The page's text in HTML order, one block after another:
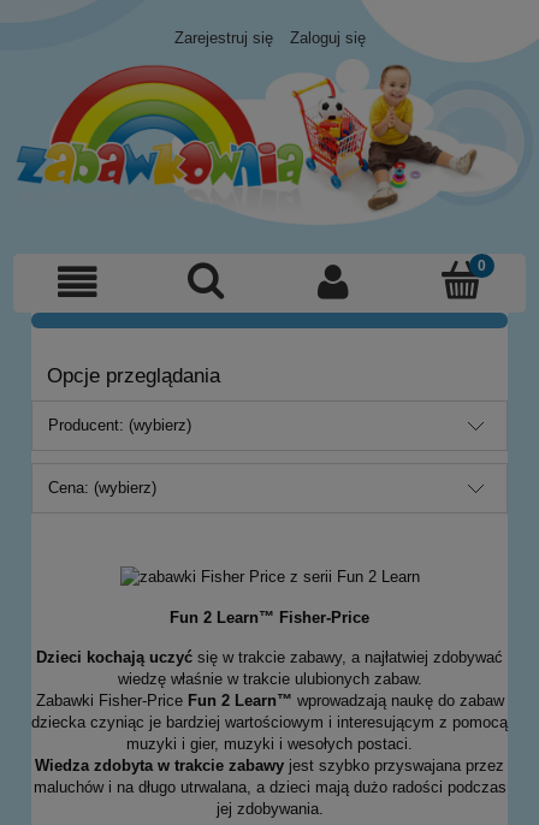
Zarejestruj się Zaloguj się
Opcje przeglądania
Producent: (wybierz)
Cena: (wybierz)
Fun 2 Learn™ Fisher-Price
Dzieci kochają uczyć się w trakcie zabawy, a najłatwiej zdobywać
wiedzę właśnie w trakcie ulubionych zabaw.
Zabawki Fisher-Price Fun 2 Learn™ wprowadzają naukę do zabaw
dziecka czyniąc je bardziej wartościowym i interesującym z pomocą
muzyki i gier, muzyki i wesołych postaci.
Wiedza zdobyta w trakcie zabawy jest szybko przyswajana przez
maluchów i na długo utrwalana, a dzieci mają dużo radości podczas
jej zdobywania.